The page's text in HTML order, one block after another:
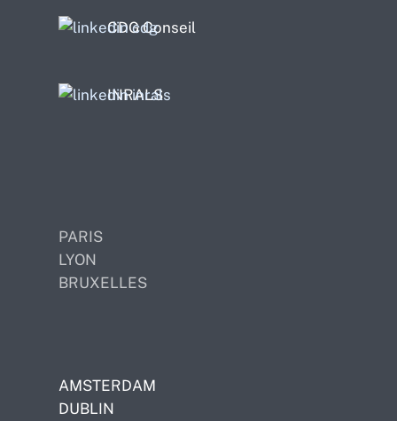
CDG Conseil
INRALS
PARIS
LYON
BRUXELLES
AMSTERDAM
DUBLIN